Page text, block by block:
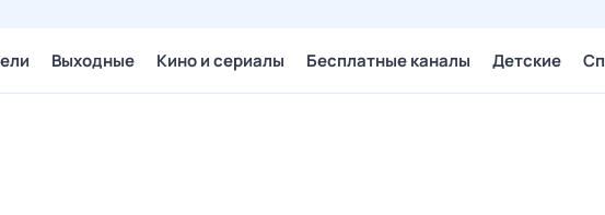
Выходные Кино и сериалы Бесплатные каналы Детские